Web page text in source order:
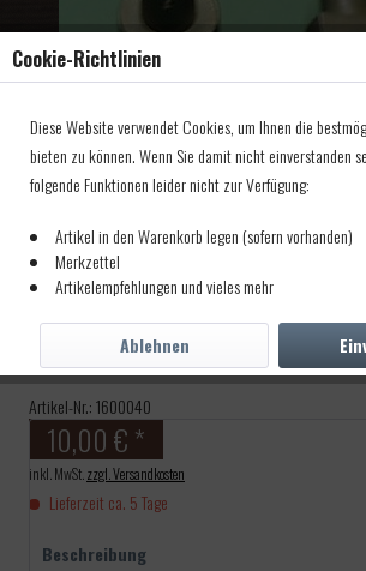
M6x0,75 5,1mm
Artikel-Nr.:1600040
10,00 € *
inkl. MwSt. zzgl. Versandkosten
Lieferzeit ca. 5 Tage
Beschreibung
Cookie-Richtlinien
Diese Website verwendet Cookies, um Ihnen die
bieten zu können. Wenn Sie damit nicht einverstanden
folgende Funktionen leider nicht zur Verfügung:
Artikel in den Warenkorb legen (sofern vorhanden)
Merkzettel
Artikelempfehlungen und vieles mehr
Ablehnen